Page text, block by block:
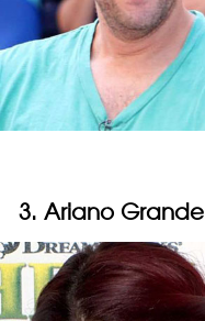
3. Ariano Grande